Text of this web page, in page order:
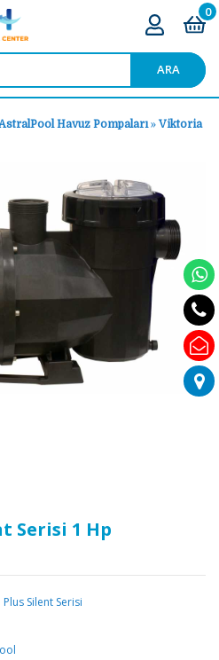
ARA
0
Havuz Pompaları» Viktoria
Serisi 1 Hp
Silent Serisi